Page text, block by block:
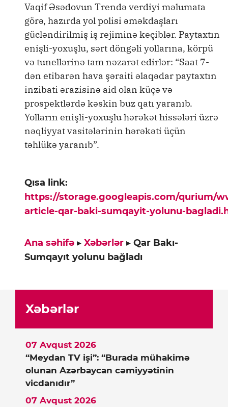
Vaqif Əsədovun Trendə verdiyi məlumata
görə, hazırda yol polisi əməkdaşları
gücləndirilmiş iş rejiminə keçiblər. Paytaxtın
enişli-yoxuşlu, sərt döngəli yollarına, körpü
və tunellərinə tam nəzarət edirlər: “Saat 7-
dən etibarən hava şəraiti əlaqədar paytaxtın
inzibati ərazisinə aid olan küçə və
prospektlərdə kəskin buz qatı yaranıb.
Yolların enişli-yoxuşlu hərəkət hissələri üzrə
nəqliyyat vasitələrinin hərəkəti üçün
təhlükə yaranıb”.
Qısa link:
https://storage.googleapis.com/qurium/
article-qar-baki-sumqayit-yolunu-
Ana səhifə ▸ Xəbərlər ▸ Qar Bakı-
Sumqayıt yolunu bağladı
Xəbərlər
“Meydan TV işi”: “Burada mühakimə
olunan Azərbaycan cəmiyyətinin
vicdanıdır”
07 Avqust 2026
07 Avqust 2026